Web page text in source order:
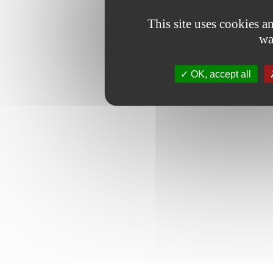
This site uses cookies
OK, accept all